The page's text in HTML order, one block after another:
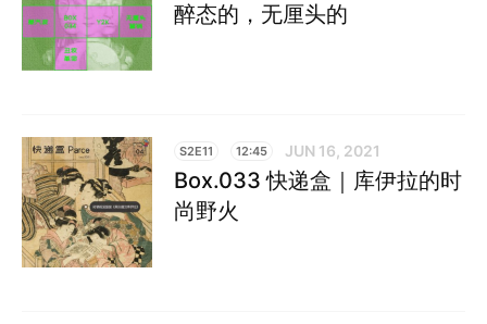
醉态的，无厘头的
S2E11 12:45 JUN 16, 2021
Box.033 快递盒｜库伊拉的时
尚野火